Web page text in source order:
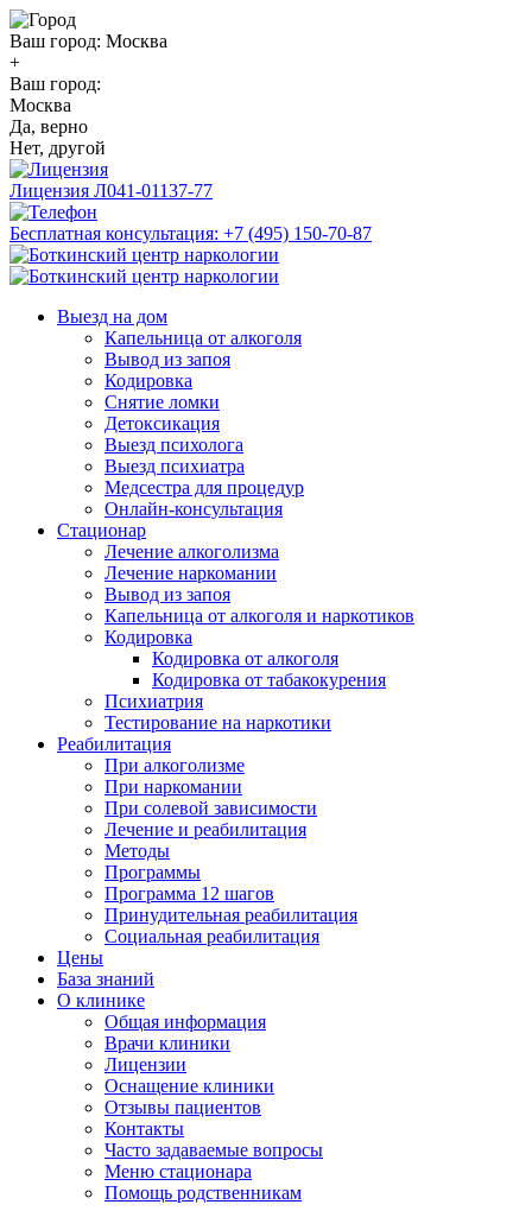
Ваш город: Москва
+
Ваш город:
Москва
Да, верно
Нет, другой
Лицензия Л041-01137-77
Бесплатная консультация: +7 (495) 150-70-87
Выезд на дом
Капельница от алкоголя
Вывод из запоя
Кодировка
Снятие ломки
Детоксикация
Выезд психолога
Выезд психиатра
Медсестра для процедур
Онлайн-консультация
Стационар
Лечение алкоголизма
Лечение наркомании
Вывод из запоя
Капельница от алкоголя и наркотиков
Кодировка
Кодировка от алкоголя
Кодировка от табакокурения
Психиатрия
Тестирование на наркотики
Реабилитация
При алкоголизме
При наркомании
При солевой зависимости
Лечение и реабилитация
Методы
Программы
Программа 12 шагов
Принудительная реабилитация
Социальная реабилитация
Цены
База знаний
О клинике
Общая информация
Врачи клиники
Лицензии
Оснащение клиники
Отзывы пациентов
Контакты
Часто задаваемые вопросы
Меню стационара
Помощь родственникам